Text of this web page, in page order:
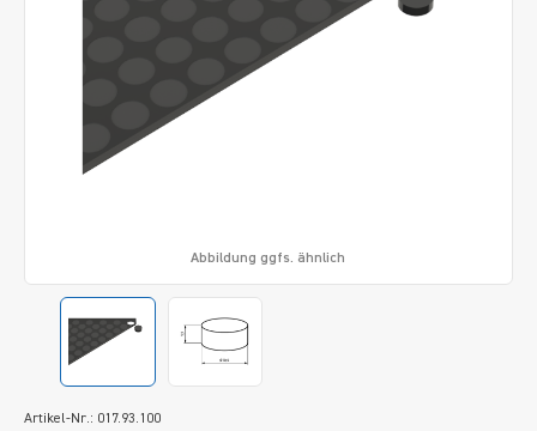
Artikel-Nr.: 017.93.100
Abbildung ggfs. ähnlich